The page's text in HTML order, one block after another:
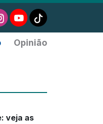
Opinião
veja as